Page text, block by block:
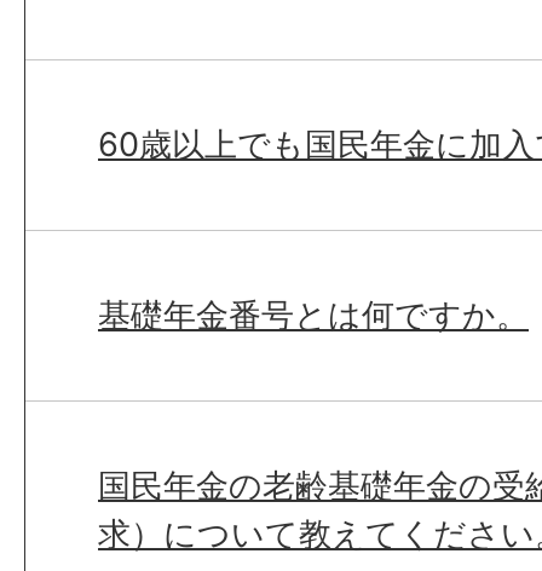
60歳以上でも国民年金に加
基礎年金番号とは何ですか。
国民年金の老齢基礎年金の受
求）について教えてください